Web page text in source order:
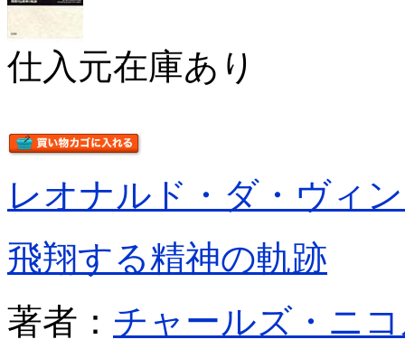
仕入元在庫あり
レオナルド・ダ・ヴィ
飛翔する精神の軌跡
著者： チャールズ・ニ